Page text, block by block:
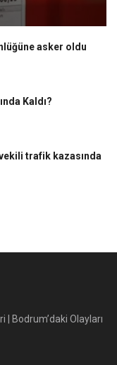
asker oldu
Kaldı?
trafik kazasında
Bodrum’daki Olayları